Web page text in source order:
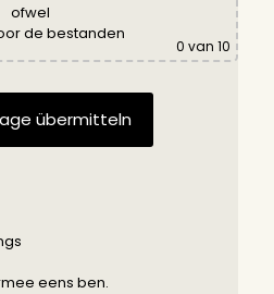
ofwel
de bestanden
0 van 10
eens ben.